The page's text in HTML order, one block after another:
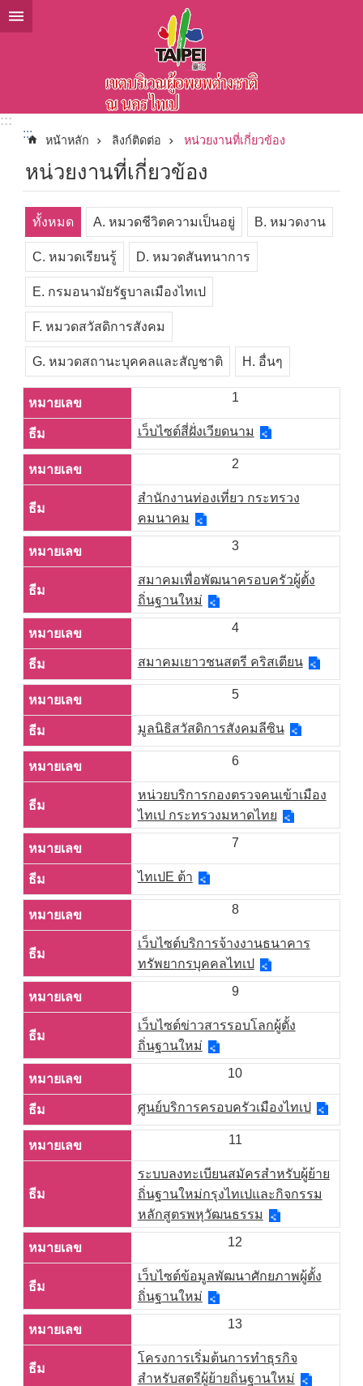
ข้ามไปที่บล็อกเนื้อหาหลัก
:::
:::
หน้าหลัก ลิงก์ติดต่อ หน่วยงานที่เกี่ยวข้อง
หน่วยงานที่เกี่ยวข้อง
ทั้งหมด A. หมวดชีวิตความเป็นอยู่ B. หมวดงาน
C. หมวดเรียนรู้ D. หมวดสันทนาการ
E. กรมอนามัยรัฐบาลเมืองไทเป
F. หมวดสวัสดิการสังคม
G. หมวดสถานะบุคคลและสัญชาติ H. อื่นๆ
1
เว็บไซต์สี่ฝั่งเวียดนาม
2
สำนักงานท่องเที่ยว กระทรวง
คมนาคม
3
สมาคมเพื่อพัฒนาครอบครัวผู้ตั้ง
ถิ่นฐานใหม่
4
สมาคมเยาวชนสตรี คริสเตียน
5
มูลนิธิสวัสดิการสังคมลีซิน
6
หน่วยบริการกองตรวจคนเข้าเมือง
ไทเป กระทรวงมหาดไทย
7
ไทเปE ต้า
8
เว็บไซต์บริการจ้างงานธนาคาร
ทรัพยากรบุคคลไทเป
9
เว็บไซต์ข่าวสารรอบโลกผู้ตั้ง
ถิ่นฐานใหม่
10
ศูนย์บริการครอบครัวเมืองไทเป
11
ระบบลงทะเบียนสมัครสำหรับผู้ย้าย
ถิ่นฐานใหม่กรุงไทเปและกิจกรรม
หลักสูตรพหุวัฒนธรรม
12
เว็บไซต์ข้อมูลพัฒนาศักยภาพผู้ตั้ง
ถิ่นฐานใหม่
13
โครงการเริ่มต้นการทำธุรกิจ
สำหรับสตรีผู้ย้ายถิ่นฐานใหม่